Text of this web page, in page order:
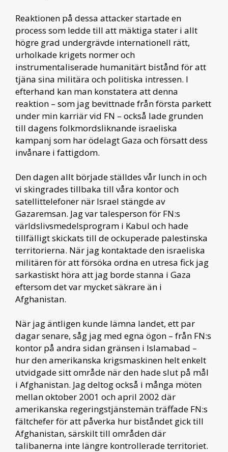
Reaktionen på dessa attacker startade en
process som ledde till att mäktiga stater i allt
högre grad undergrävde internationell rätt,
urholkade krigets normer och
instrumentaliserade humanitärt bistånd för att
tjäna sina militära och politiska intressen. I
efterhand kan man konstatera att denna
reaktion – som jag bevittnade från första parkett
under min karriär vid FN – också lade grunden
till dagens folkmordsliknande israeliska
kampanj som har ödelagt Gaza och försatt dess
invånare i fattigdom.
Den dagen allt började ställdes vår lunch in och
vi skingrades tillbaka till våra kontor och
satellittelefoner när Israel stängde av
Gazaremsan. Jag var talesperson för FN:s
världslivsmedelsprogram i Kabul och hade
tillfälligt skickats till de ockuperade palestinska
territorierna. När jag kontaktade den israeliska
militären för att försöka ordna en utresa fick jag
sarkastiskt höra att jag borde stanna i Gaza
eftersom det var mycket säkrare än i
Afghanistan.
När jag äntligen kunde lämna landet, ett par
dagar senare, såg jag med egna ögon – från FN:s
kontor på andra sidan gränsen i Islamabad –
hur den amerikanska krigsmaskinen helt enkelt
utvidgade sitt område när den hade slut på mål
i Afghanistan. Jag deltog också i många möten
mellan oktober 2001 och april 2002 där
amerikanska regeringstjänstemän träffade FN:s
fältchefer för att påverka hur biståndet gick till
Afghanistan, särskilt till områden där
talibanerna inte längre kontrollerade territoriet.